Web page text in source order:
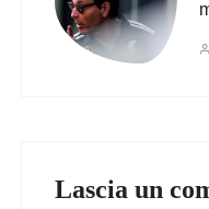
Lascia un